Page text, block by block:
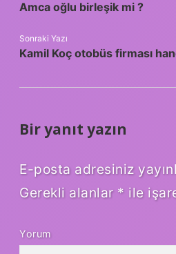
Amca oğlu birleşik mi ?
Sonraki Yazı
Kamil Koç otobüs firması
Bir yanıt yazın
E-posta adresiniz
Gerekli alanlar * ile
Yorum